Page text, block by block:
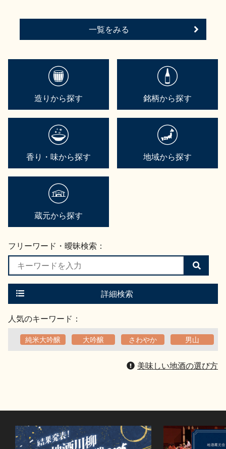
一覧をみる
造りから探す 銘柄から探す
香り・味から探す 地域から探す
蔵元から探す
フリーワード・曖昧検索：
検
索
す
詳細検索
人気のキーワード：
純米大吟醸 大吟醸 さわやか 男山
美味しい地酒の選び方